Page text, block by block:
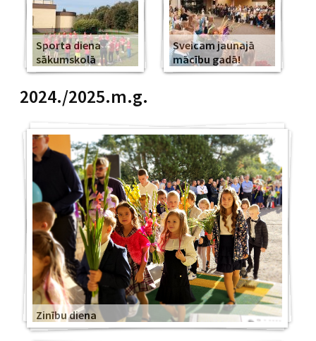
Sporta diena
sākumskolā
Sveicam jaunajā
mācību gadā!
2024./2025.m.g.
Zinību diena